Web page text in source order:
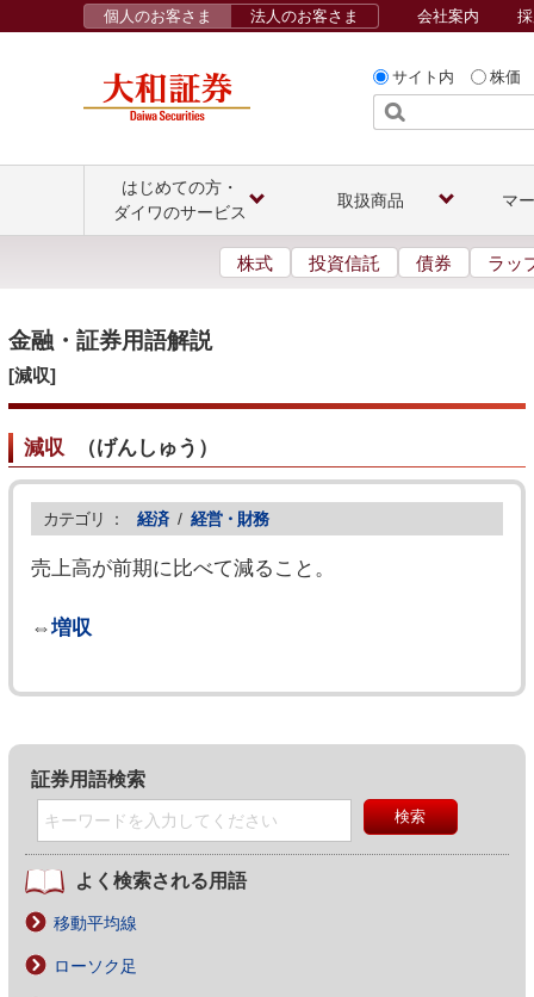
サイト内 株価
個人のお客さま 法人のお客さま 会社案内
はじめての方・
ダイワのサービス
取扱商品 マ
株式 投資信託 債券 ラッ
金融・証券用語解説
[減収]
減収（げんしゅう ）
カテゴリ ： 経済 / 経営・財務
売上高が前期に比べて減ること。
⇔増収
証券用語検索
よく検索される用語
移動平均線
ローソク足